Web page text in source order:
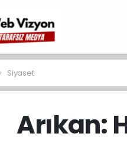
Siyaset
Arıkan: